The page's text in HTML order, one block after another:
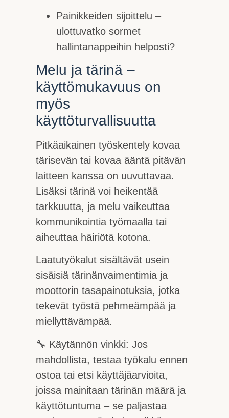
Painikkeiden sijoittelu –
ulottuvatko sormet
hallintanappeihin helposti?
Melu ja tärinä –
käyttömukavuus on
myös
käyttöturvallisuutta
Pitkäaikainen työskentely kovaa
tärisevän tai kovaa ääntä pitävän
laitteen kanssa on uuvuttavaa.
Lisäksi tärinä voi heikentää
tarkkuutta, ja melu vaikeuttaa
kommunikointia työmaalla tai
aiheuttaa häiriötä kotona.
Laatutyökalut sisältävät usein
sisäisiä tärinänvaimentimia ja
moottorin tasapainotuksia, jotka
tekevät työstä pehmeämpää ja
miellyttävämpää.
🔧 Käytännön vinkki: Jos
mahdollista, testaa työkalu ennen
ostoa tai etsi käyttäjäarvioita,
joissa mainitaan tärinän määrä ja
käyttötuntuma – se paljastaa